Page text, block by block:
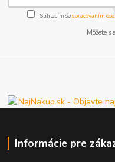
Súhlasím sospracovaním
Môžete
Informácie pre